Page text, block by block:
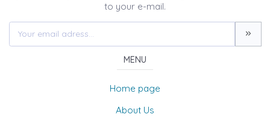
to your e-mail.
MENU
Home page
About Us